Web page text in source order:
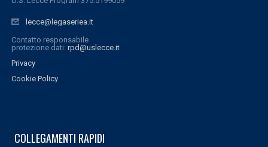
lecce@legaseriea.it
Contatto responsabile
protezione dati: rpd@uslecce.it
Privacy
Cookie Policy
COLLEGAMENTI RAPIDI